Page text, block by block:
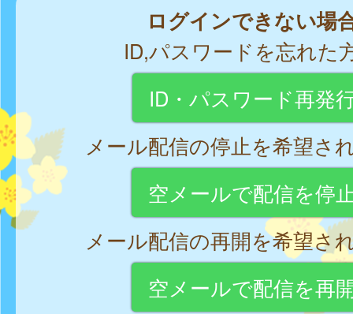
ログインできない場
ID,パスワードを忘れた
ID・パスワード再発
メール配信の停止を希望さ
空メールで配信を停
メール配信の再開を希望さ
空メールで配信を再